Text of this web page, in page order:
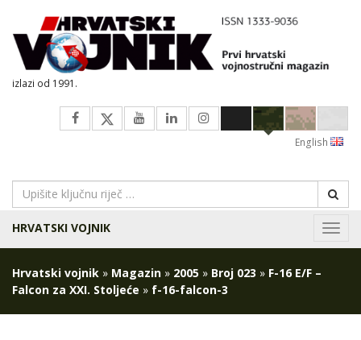
izlazi od 1991.
English
HRVATSKI VOJNIK
Hrvatski vojnik » Magazin » 2005 » Broj 023 » F-16 E/F –
Falcon za XXI. Stoljeće » f-16-falcon-3